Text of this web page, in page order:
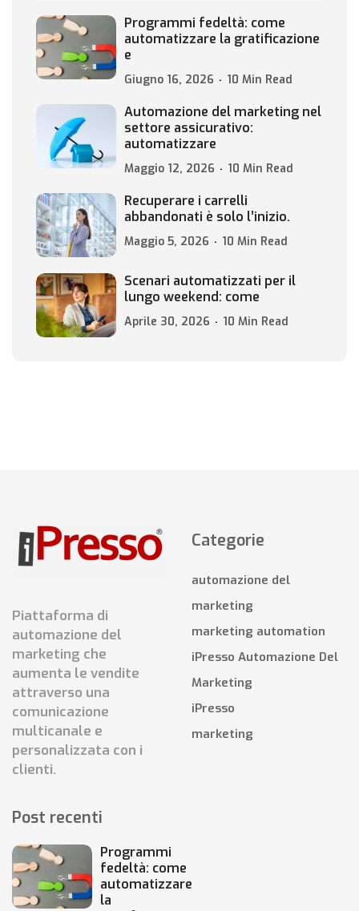
Programmi fedeltà: come
automatizzare la gratificazione
e
Giugno 16, 2026 10 Min Read
Automazione del marketing nel
settore assicurativo:
automatizzare
Maggio 12, 2026 10 Min Read
Recuperare i carrelli
abbandonati è solo l’inizio.
Maggio 5, 2026 10 Min Read
Scenari automatizzati per il
lungo weekend: come
Aprile 30, 2026 10 Min Read
Piattaforma di
automazione del
marketing che
aumenta le vendite
attraverso una
comunicazione
multicanale e
personalizzata con i
clienti.
Categorie
automazione del
marketing
marketing automation
iPresso Automazione Del
Marketing
iPresso
marketing
Post recenti
Programmi
fedeltà: come
automatizzare
la